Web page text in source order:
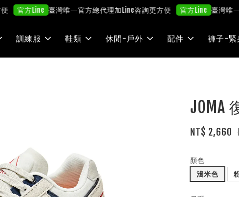
官方Line 臺灣唯一官方總代理加Line咨詢更方便 官方Line 臺灣唯一官
訓練服 鞋類 休閒-戶外 配件 褲子-緊
JOMA
NT$ 2,660
顏色
淺米色